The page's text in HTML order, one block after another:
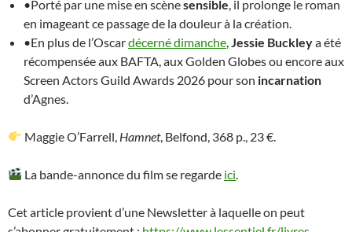
•Porté par une mise en scènesensible , il prolonge le roman
en imageant ce passage de la douleur à la création.
•En plus de l’Oscardécerné dimanche Jessie Buckleya été
récompensée aux BAFTA, aux Golden Globes ou encore aux
Screen Actors Guild Awards 2026 pour son incarnation
d’Agnes.
Maggie O’Farrell, Hamnet, Belfond, 368 p., 23 €.
La bande-annonce du film se regarde ici
Cet article provient d’une Newsletter à laquelle on peut